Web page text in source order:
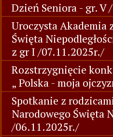
Dzień Seniora - gr. V
Uroczysta Akademia
Święta
z gr I /07.11.2025r./
Rozstrzygnięcie
„ Polska - moja
Spotkanie z
Narodowego Święta
/06.11.2025r./